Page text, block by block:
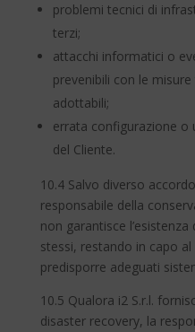
problemi tecnici di
terzi;
attacchi informatici o
prevenibili con le
adottabili;
errata configurazione o
del Cliente.
10.4 Salvo diverso
responsabile della
non garantisce
stessi, restando in capo
predisporre adeguati
10.5 Qualora i2 S.r.l.
disaster recovery, la